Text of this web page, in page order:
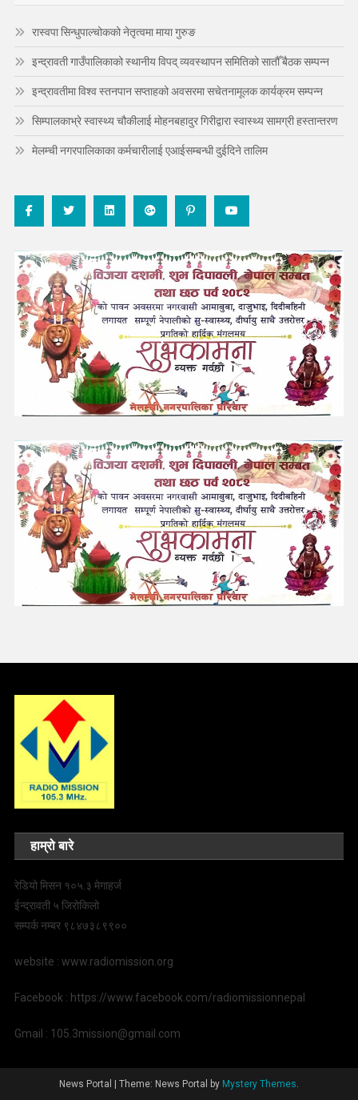
रास्वपा सिन्धुपाल्चोकको नेतृत्वमा माया गुरुङ
इन्द्रावती गाउँपालिकाको स्थानीय विपद् व्यवस्थापन समितिको सातौँ बैठक सम्पन्न
इन्द्रावतीमा विश्व स्तनपान सप्ताहको अवसरमा सचेतनामूलक कार्यक्रम सम्पन्न
सिम्पालकाभ्रे स्वास्थ्य चौकीलाई मोहनबहादुर गिरीद्वारा स्वास्थ्य सामग्री हस्तान्तरण
मेलम्ची नगरपालिकाका कर्मचारीलाई एआईसम्बन्धी दुईदिने तालिम
हाम्रो बारे
रेडियो मिसन १०५.३ मेगाहर्ज
ईन्द्रावती ५ जिरोकिलो
सम्पर्क नम्बर ९८४७३८९९००
website : www.radiomission.org
Facebook : https://www.facebook.com/radiomissionnepal
Gmail : 105.3mission@gmail.com
News Portal Theme: News Portal by Mystery Themes.